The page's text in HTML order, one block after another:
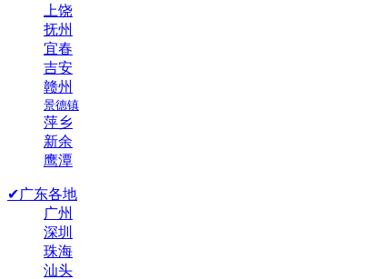
上饶
抚州
宜春
吉安
赣州
景德镇
萍乡
新余
鹰潭
✔广东各地
广州
深圳
珠海
汕头